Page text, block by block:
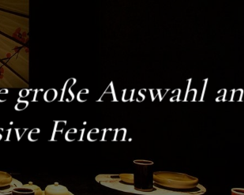
Auswahl an
Feiern.